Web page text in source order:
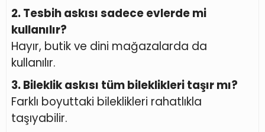
2. Tesbih askısı sadece evlerde mi
kullanılır?
Hayır, butik ve dini mağazalarda da
kullanılır.
3. Bileklik askısı tüm bileklikleri taşır mı?
Farklı boyuttaki bileklikleri rahatlıkla
taşıyabilir.